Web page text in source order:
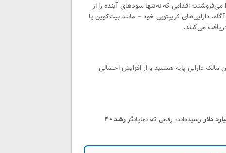
اقدامی که نه‌تنها سودهای آینده را از
دارایی‌های کریپتویی خود – مانند بیت‌کوین یا
می‌کنند.
دارایی پایه هستید و از افزایش احتمالی
رسیده‌اند؛ رقمی که نمایانگر
رشد ۴۰